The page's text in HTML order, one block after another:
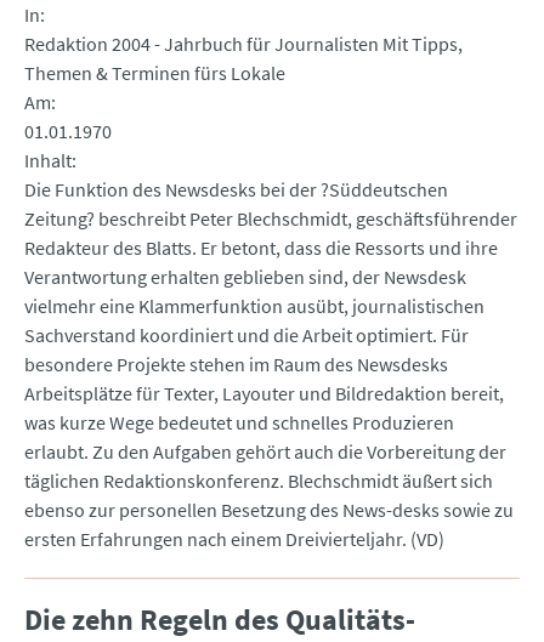
In
Redaktion 2004 - Jahrbuch für Journalisten Mit Tipps,
Themen & Terminen fürs Lokale
Am
01.01.1970
Inhalt
Die Funktion des Newsdesks bei der ?Süddeutschen
Zeitung? beschreibt Peter Blechschmidt, geschäftsführender
Redakteur des Blatts. Er betont, dass die Ressorts und ihre
Verantwortung erhalten geblieben sind, der Newsdesk
vielmehr eine Klammerfunktion ausübt, journalistischen
Sachverstand koordiniert und die Arbeit optimiert. Für
besondere Projekte stehen im Raum des Newsdesks
Arbeitsplätze für Texter, Layouter und Bildredaktion bereit,
was kurze Wege bedeutet und schnelles Produzieren
erlaubt. Zu den Aufgaben gehört auch die Vorbereitung der
täglichen Redaktionskonferenz. Blechschmidt äußert sich
ebenso zur personellen Besetzung des News-desks sowie zu
ersten Erfahrungen nach einem Dreivierteljahr. (VD)
Die zehn Regeln des Qualitäts-